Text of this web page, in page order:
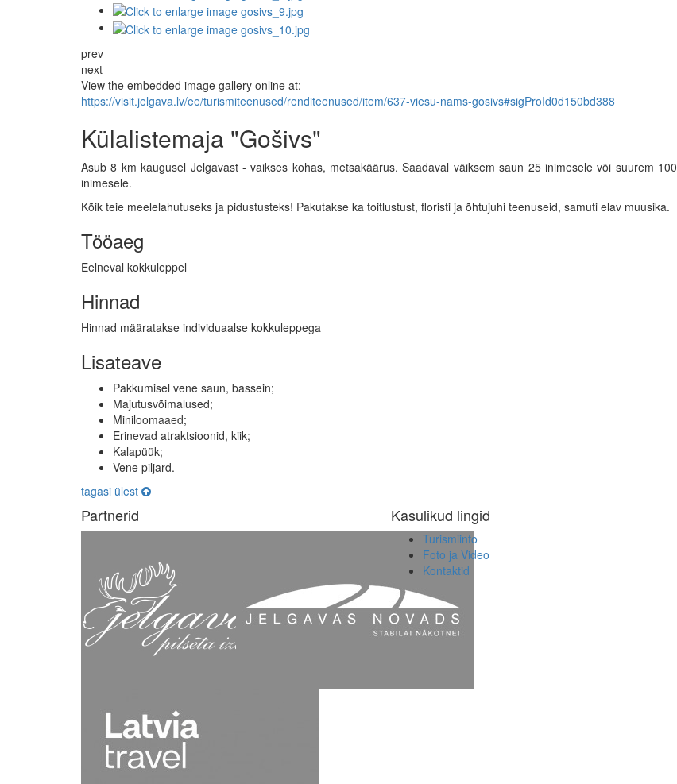
prev
next
View the embedded image gallery online at:
https://visit.jelgava.lv/ee/turismiteenused/renditeenused/item/637-viesu-nams-gosivs#sigProId0d150bd388
Külalistemaja "Gošivs"
Asub 8 km kaugusel Jelgavast - vaikses kohas, metsakäärus. Saadaval väiksem saun 25 inimesele või suurem 100
inimesele.
Kõik teie meelelahutuseks ja pidustusteks! Pakutakse ka toitlustust, floristi ja õhtujuhi teenuseid, samuti elav muusika.
Tööaeg
Eelneval kokkuleppel
Hinnad
Hinnad määratakse individuaalse kokkuleppega
Lisateave
Pakkumisel vene saun, bassein;
Majutusvõimalused;
Miniloomaaed;
Erinevad atraktsioonid, kiik;
Kalapüük;
Vene piljard.
tagasi ülest
Partnerid Kasulikud lingid
Turismiinfo
Foto ja Video
Kontaktid